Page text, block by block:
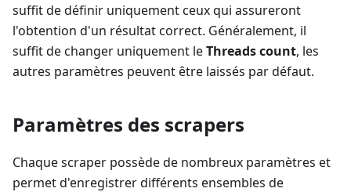
suffit de définir uniquement ceux qui assureront
l'obtention d'un résultat correct. Généralement, il
suffit de changer uniquement leThreads count, les
autres paramètres peuvent être laissés par défaut.
Paramètres des scrapers
Chaque scraper possède de nombreux paramètres et
permet d'enregistrer différents ensembles de